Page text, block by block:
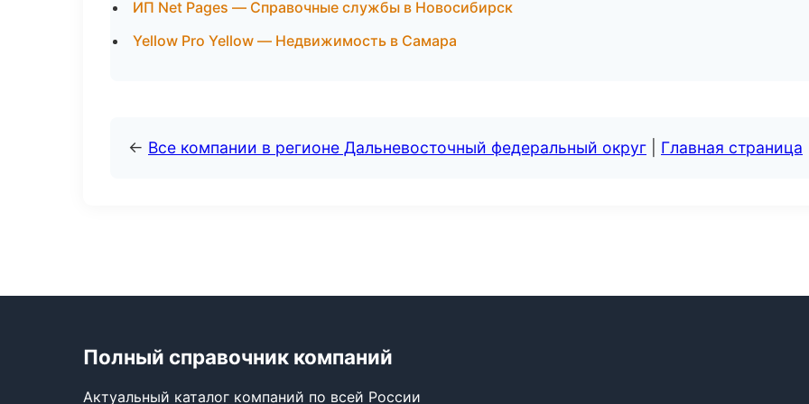
ИП Net Pages — Справочные службы в Новосибирск
Yellow Pro Yellow — Недвижимость в Самара
← Все компании в регионе Дальневосточный федеральный округ Главная страница
Полный справочник компаний
Актуальный каталог компаний по всей России